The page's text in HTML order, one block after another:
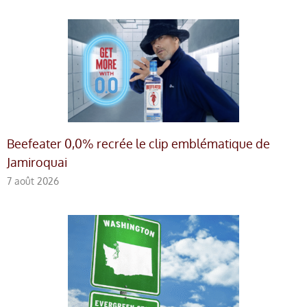
Beefeater 0,0% recrée le clip emblématique de
Jamiroquai
7 août 2026